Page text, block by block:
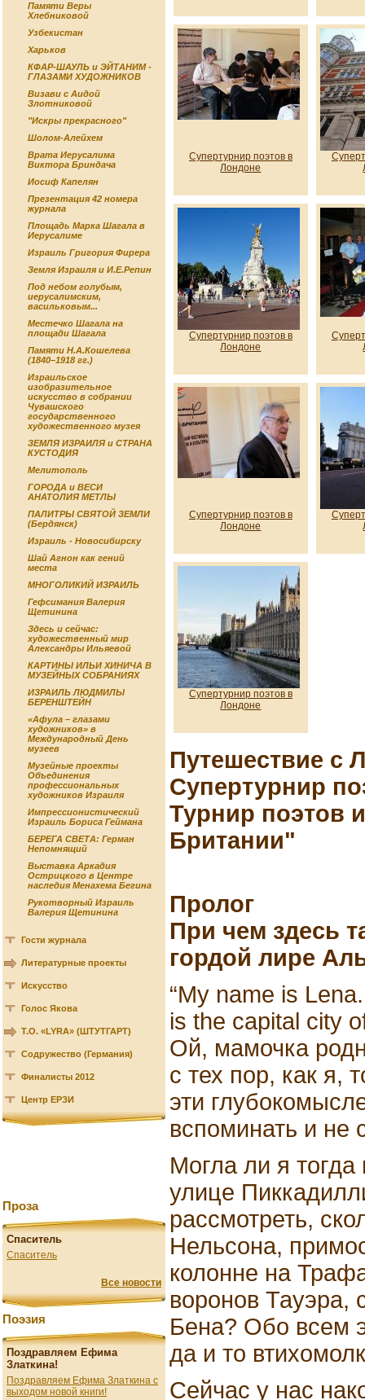
Памяти Веры
Хлебниковой
Узбекистан
Харьков
КФАР-ШАУЛЬ и ЭЙТАНИМ -
ГЛАЗАМИ ХУДОЖНИКОВ
Визави с Аидой
Злотниковой
"Искры прекрасного"
Шолом-Алейхем
Врата Иерусалима
Виктора Бриндача
Иосиф Капелян
Презентация 42 номера
журнала
Площадь Марка Шагала в
Иерусалиме
Израиль Григория Фирера
Земля Израиля и И.Е.Репин
Под небом голубым,
иерусалимским,
васильковым...
Местечко Шагала на
площади Шагала
Памяти Н.А.Кошелева
(1840–1918 гг.)
Израильское
изобразительное
искусство в собрании
Чувашского
государственного
художественного музея
ЗЕМЛЯ ИЗРАИЛЯ и СТРАНА
КУСТОДИЯ
Мелитополь
ГОРОДА и ВЕСИ
АНАТОЛИЯ МЕТЛЫ
ПАЛИТРЫ СВЯТОЙ ЗЕМЛИ
(Бердянск)
Израиль - Новосибирску
Шай Агнон как гений
места
МНОГОЛИКИЙ ИЗРАИЛЬ
Гефсимания Валерия
Щетинина
Здесь и сейчас:
художественный мир
Александры Ильяевой
КАРТИНЫ ИЛЬИ ХИНИЧА В
МУЗЕЙНЫХ СОБРАНИЯХ
ИЗРАИЛЬ ЛЮДМИЛЫ
БЕРЕНШТЕЙН
«Афула – глазами
художников» в
Международный День
музеев
Музейные проекты
Объединения
профессиональных
художников Израиля
Импрессионистический
Израиль Бориса Геймана
БЕРЕГА СВЕТА: Герман
Непомнящий
Выставка Аркадия
Острицкого в Центре
наследия Менахема Бегина
Рукотворный Израиль
Валерия Щетинина
Гости журнала
Литературные проекты
Искусство
Голос Якова
Т.О. «LYRA» (ШТУТГАРТ)
Содружество (Германия)
Финалисты 2012
Центр ЕРЗИ
Проза
Спаситель
Спаситель
Все новости
Поэзия
Поздравляем Ефима
Златкина!
Поздравляем Ефима Златкина с
выходом новой книги!
Супертурнир поэтов в
Лондоне
Супертурнир поэтов в
Лондоне
Супертурнир поэтов в
Лондоне
Супертурнир поэтов в
Лондоне
Путешествие с
Супертурнир
Турнир поэтов
Британии"
Пролог
При чем здесь
гордой лире
“My name is
is the capital city
Ой, мамочка
с тех пор, как я,
эти
вспоминать и не
Могла ли я
улице
рассмотреть,
Нельсона,
колонне на
воронов Тауэра,
Бена? Обо всем
да и то
Сейчас у нас